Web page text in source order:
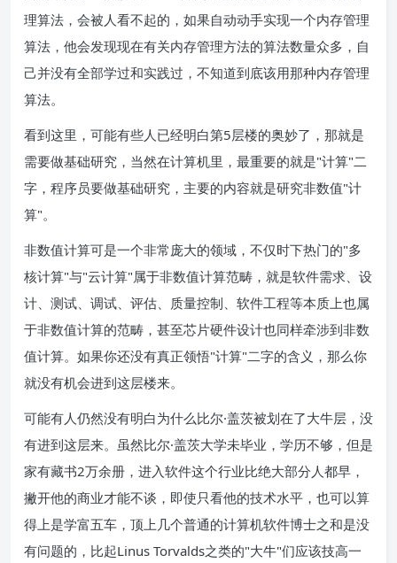
理算法，会被人看不起的，如果自动动手实现一个内存管理
算法，他会发现现在有关内存管理方法的算法数量众多，自
己并没有全部学过和实践过，不知道到底该用那种内存管理
算法。
看到这里，可能有些人已经明白第5层楼的奥妙了，那就是
需要做基础研究，当然在计算机里，最重要的就是"计算"二
字，程序员要做基础研究，主要的内容就是研究非数值"计
算"。
非数值计算可是一个非常庞大的领域，不仅时下热门的"多
核计算"与"云计算"属于非数值计算范畴，就是软件需求、设
计、测试、调试、评估、质量控制、软件工程等本质上也属
于非数值计算的范畴，甚至芯片硬件设计也同样牵涉到非数
值计算。如果你还没有真正领悟"计算"二字的含义，那么你
就没有机会进到这层楼来。
可能有人仍然没有明白为什么比尔·盖茨被划在了大牛层，没
有进到这层来。虽然比尔·盖茨大学未毕业，学历不够，但是
家有藏书2万余册，进入软件这个行业比绝大部分人都早，
撇开他的商业才能不谈，即使只看他的技术水平，也可以算
得上是学富五车，顶上几个普通的计算机软件博士之和是没
有问题的，比起Linus Torvalds之类的"大牛"们应该技高一